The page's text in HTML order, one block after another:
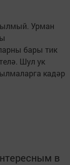
Урман
бары тик
Шул ук
кадәр
в